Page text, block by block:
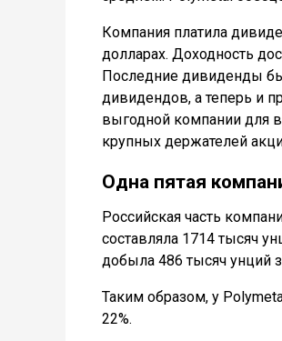
Компания платила
долларах. Доходность
Последние дивиденды
дивидендов, а теперь и
выгодной компании для
крупных держателей
Одна пятая
Российская часть
составляла 1714 тысяч
добыла 486 тысяч унций
Таким образом, у
22%.